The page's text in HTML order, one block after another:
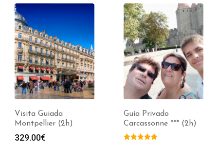
Visita Guiada
Montpellier (2h)
329.00€
Guía Privado
Carcassonne *** (2h)